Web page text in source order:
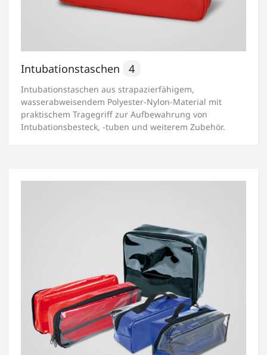
Intubationstaschen 4
Intubationstaschen aus strapazierfähigem,
wasserabweisendem Polyester-Nylon-Material mit
praktischem Tragegriff zur Aufbewahrung von
Intubationsbesteck, -tuben und weiterem Zubehör.